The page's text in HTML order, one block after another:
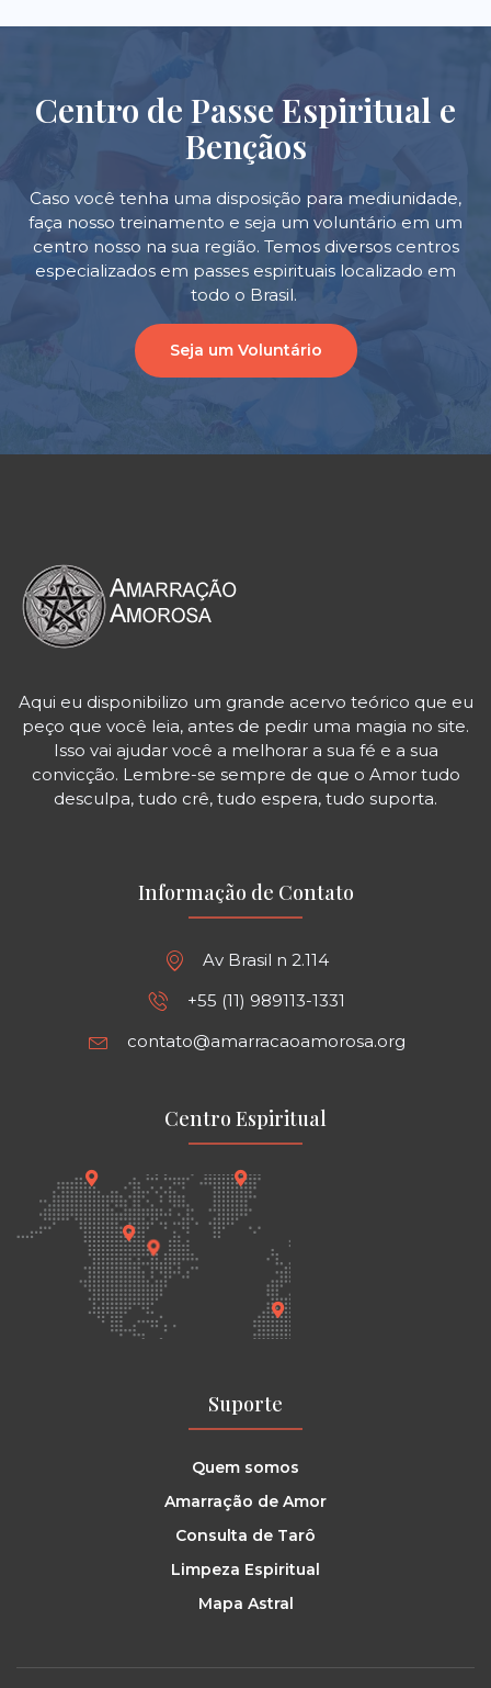
Centro de Passe Espiritual e
Bençãos
Caso você tenha uma disposição para mediunidade,
faça nosso treinamento e seja um voluntário em um
centro nosso na sua região. Temos diversos centros
especializados em passes espirituais localizado em
todo o Brasil.
Seja um Voluntário
Aqui eu disponibilizo um grande acervo teórico que eu
peço que você leia, antes de pedir uma magia no site.
Isso vai ajudar você a melhorar a sua fé e a sua
convicção. Lembre-se sempre de que o Amor tudo
desculpa, tudo crê, tudo espera, tudo suporta.
Informação de Contato
Av Brasil n 2.114
+55 (11) 989113-1331
contato@amarracaoamorosa.org
Centro Espiritual
Suporte
Quem somos
Amarração de Amor
Consulta de Tarô
Limpeza Espiritual
Mapa Astral